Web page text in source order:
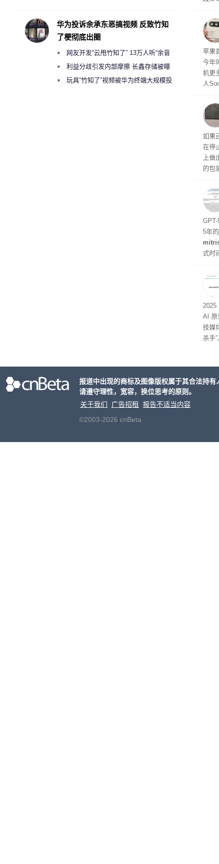
苹果
今年
机更
人
蓝
ra的
生产
如果
在停
上
的包
初
题
5年
式时
2025
AI 原
技媒
杀手
华为投诉余承东恶搞视频 反致竹知
了梗彻底出圈
网友开发“云甩竹知了” 13万人听“余音
绕梁”利益分歧引发内部摩擦 长鑫存储被曝
曾将华为驻场工程师驱逐出研发基地
玩具“竹知了”视频被华为终端大规模投
报道中出现的商标及图像版权属于其合法持
请遵守理性，宽容，换位思考的原则。
关于我们
广告招租
报告不适当内容
©2003-2026 cnBeta